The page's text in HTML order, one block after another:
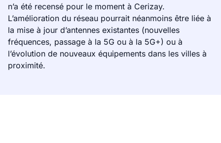
n’a été recensé pour le moment à Cerizay.
L’amélioration du réseau pourrait néanmoins être liée à
la mise à jour d’antennes existantes (nouvelles
fréquences, passage à la 5G ou à la 5G+) ou à
l’évolution de nouveaux équipements dans les villes à
proximité.